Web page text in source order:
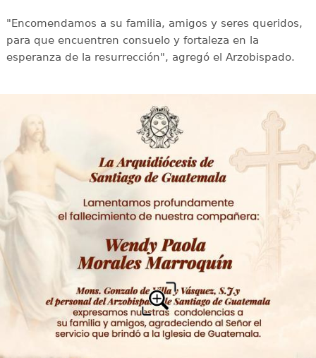
"Encomendamos a su familia, amigos y seres queridos,
para que encuentren consuelo y fortaleza en la
esperanza de la resurrección", agregó el Arzobispado.